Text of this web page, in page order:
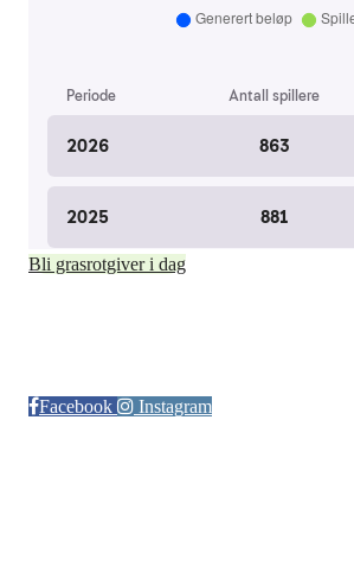
Bli grasrotgiver i dag
Facebook
Instagram